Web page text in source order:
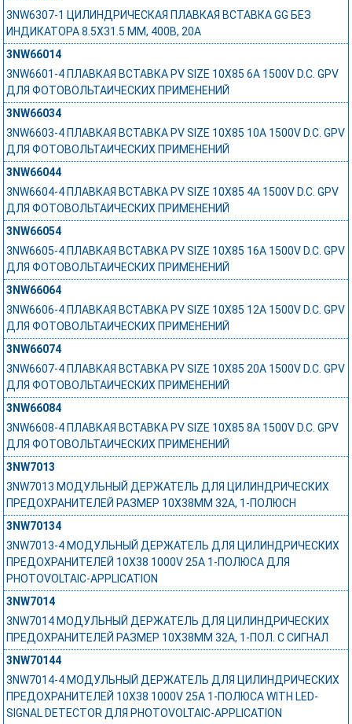
3NW6307-1 ЦИЛИНДРИЧЕСКАЯ ПЛАВКАЯ ВСТАВКА GG БЕЗ
ИНДИКАТОРА 8.5Х31.5 ММ, 400В, 20А
3NW66014
3NW6601-4 ПЛАВКАЯ ВСТАВКА PV SIZE 10X85 6A 1500V D.C. GPV
ДЛЯ ФОТОВОЛЬТАИЧЕСКИХ ПРИМЕНЕНИЙ
3NW66034
3NW6603-4 ПЛАВКАЯ ВСТАВКА PV SIZE 10X85 10A 1500V D.C. GPV
ДЛЯ ФОТОВОЛЬТАИЧЕСКИХ ПРИМЕНЕНИЙ
3NW66044
3NW6604-4 ПЛАВКАЯ ВСТАВКА PV SIZE 10X85 4A 1500V D.C. GPV
ДЛЯ ФОТОВОЛЬТАИЧЕСКИХ ПРИМЕНЕНИЙ
3NW66054
3NW6605-4 ПЛАВКАЯ ВСТАВКА PV SIZE 10X85 16A 1500V D.C. GPV
ДЛЯ ФОТОВОЛЬТАИЧЕСКИХ ПРИМЕНЕНИЙ
3NW66064
3NW6606-4 ПЛАВКАЯ ВСТАВКА PV SIZE 10X85 12A 1500V D.C. GPV
ДЛЯ ФОТОВОЛЬТАИЧЕСКИХ ПРИМЕНЕНИЙ
3NW66074
3NW6607-4 ПЛАВКАЯ ВСТАВКА PV SIZE 10X85 20A 1500V D.C. GPV
ДЛЯ ФОТОВОЛЬТАИЧЕСКИХ ПРИМЕНЕНИЙ
3NW66084
3NW6608-4 ПЛАВКАЯ ВСТАВКА PV SIZE 10X85 8A 1500V D.C. GPV
ДЛЯ ФОТОВОЛЬТАИЧЕСКИХ ПРИМЕНЕНИЙ
3NW7013
3NW7013 МОДУЛЬНЫЙ ДЕРЖАТЕЛЬ ДЛЯ ЦИЛИНДРИЧЕСКИХ
ПРЕДОХРАНИТЕЛЕЙ РАЗМЕР 10X38MM 32A, 1-ПОЛЮСН
3NW70134
3NW7013-4 МОДУЛЬНЫЙ ДЕРЖАТЕЛЬ ДЛЯ ЦИЛИНДРИЧЕСКИХ
ПРЕДОХРАНИТЕЛЕЙ 10X38 1000V 25A 1-ПОЛЮСА ДЛЯ
PHOTOVOLTAIC-APPLICATION
3NW7014
3NW7014 МОДУЛЬНЫЙ ДЕРЖАТЕЛЬ ДЛЯ ЦИЛИНДРИЧЕСКИХ
ПРЕДОХРАНИТЕЛЕЙ РАЗМЕР 10X38MM 32A, 1-ПОЛ. С СИГНАЛ
3NW70144
3NW7014-4 МОДУЛЬНЫЙ ДЕРЖАТЕЛЬ ДЛЯ ЦИЛИНДРИЧЕСКИХ
ПРЕДОХРАНИТЕЛЕЙ 10X38 1000V 25A 1-ПОЛЮСА WITH LED-
SIGNAL DETECTOR ДЛЯ PHOTOVOLTAIC-APPLICATION